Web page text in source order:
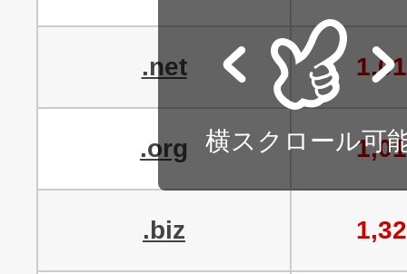
Microsoft 365
.net
.org
.biz
横スクロール可